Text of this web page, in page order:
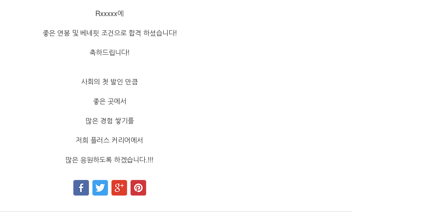
Rxxxxx에
좋은 연봉 및 베네핏 조건으로 합격 하셨습니다!
축하드립니다!
사회의 첫 발인 만큼
좋은 곳에서
많은 경험 쌓기를
저희 플러스 커리어에서
많은 응원하도록 하겠습니다.!!!